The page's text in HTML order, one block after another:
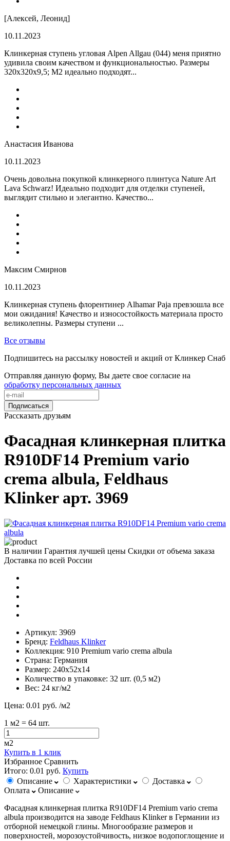
[Алексей, Леонид]
10.11.2023
Клинкерная ступень угловая Alpen Allgau (044) меня приятно
удивила своим качеством и функциональностью. Размеры
320x320x9,5; M2 идеально подходят...
Анастасия Иванова
10.11.2023
Очень довольна покупкой клинкерного плинтуса Nature Art
Lava Schwarz! Идеально подходит для отделки ступеней,
выглядит стильно и элегантно. Качество...
Максим Смирнов
10.11.2023
Клинкерная ступень флорентинер Alhamar Paja превзошла все
мои ожидания! Качество и износостойкость материала просто
великолепны. Размеры ступени ...
Все отзывы
Подпишитесь на рассылку новостей и акций от Клинкер Снаб
Отправляя данную форму, Вы даете свое согласие на
обработку персональных данных
Подписаться
Рассказать друзьям
Фасадная клинкерная плитка
R910DF14 Premium vario
crema albula, Feldhaus
Klinker арт. 3969
В наличии Гарантия лучшей цены Скидки от объема заказа
Доставка по всей России
Артикул: 3969
Бренд: Feldhaus Klinker
Коллекция: 910 Premium vario crema albula
Страна: Германия
Размер: 240х52х14
Количество в упаковке: 32 шт. (0,5 м2)
Вес: 24 кг/м2
Цена: 0.01 руб. /м2
1 м2 = 64 шт.
м2
Купить в 1 клик
Избранное Сравнить
Итого: 0.01 руб. Купить
Описание
Характеристики
Доставка
Оплата
Описание
Фасадная клинкерная плитка R910DF14 Premium vario crema
albula производится на заводе Feldhaus Klinker в Германии из
отборной немецкой глины. Многообразие размеров и
поверхностей, морозоустойчивость, низкое водопоглощение и